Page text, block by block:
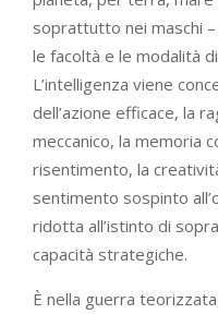
soprattutto nei maschi
le facoltà e le modalità
L’intelligenza viene
dell’azione efficace, la
meccanico, la memoria
risentimento, la
sentimento sospinto
ridotta all’istinto di
capacità strategiche.
È nella guerra